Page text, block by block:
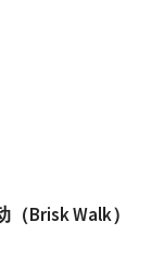
Brisk Walk）